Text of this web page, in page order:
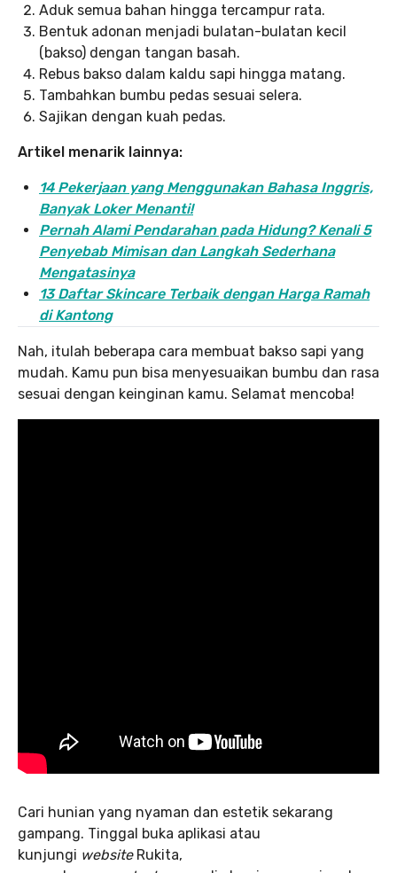
Aduk semua bahan hingga tercampur rata.
Bentuk adonan menjadi bulatan-bulatan kecil
(bakso) dengan tangan basah.
Rebus bakso dalam kaldu sapi hingga matang.
Tambahkan bumbu pedas sesuai selera.
Sajikan dengan kuah pedas.
Artikel menarik lainnya:
14 Pekerjaan yang Menggunakan Bahasa Inggris,
Banyak Loker Menanti!
Pernah Alami Pendarahan pada Hidung? Kenali 5
Penyebab Mimisan dan Langkah Sederhana
Mengatasinya
13 Daftar Skincare Terbaik dengan Harga Ramah
di Kantong
Nah, itulah beberapa cara membuat bakso sapi yang
mudah. Kamu pun bisa menyesuaikan bumbu dan rasa
sesuai dengan keinginan kamu. Selamat mencoba!
Cari hunian yang nyaman dan estetik sekarang
gampang. Tinggal buka aplikasi atau
kunjungi websiteRukita,